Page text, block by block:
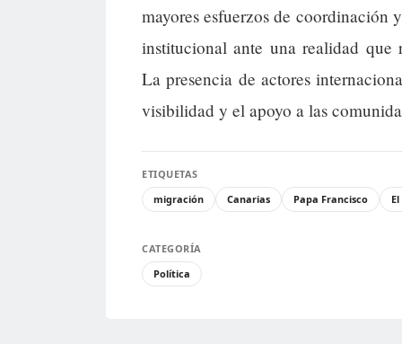
mayores esfuerzos de
institucional ante una realidad que
La presencia de actores
visibilidad y el apoyo a las
ETIQUETAS
migración
Canarias Papa Francisco
CATEGORÍA
Política